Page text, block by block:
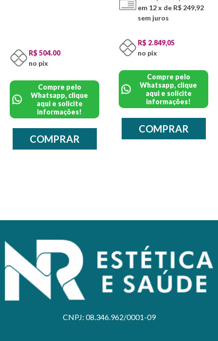
R$ 504.00
no pix
Compre pelo
Whatsapp, clique
aqui e solicite
informações!
COMPRAR
em 12 x de R$ 249,92
sem juros
R$ 2.849,05
no pix
Compre pelo
Whatsapp, clique
aqui e solicite
informações!
COMPRAR
CNPJ: 08.346.962/0001-09